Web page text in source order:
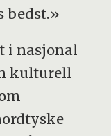
bedst.»
i nasjonal
kulturell